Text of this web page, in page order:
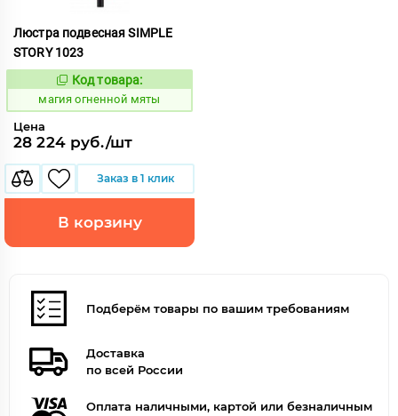
Люстра подвесная SIMPLE
STORY 1023
Код:
914556
Код товара:
магия огненной мяты
Цена
28 224 руб./шт
Заказ в 1 клик
В корзину
Подберём товары по вашим требованиям
Доставка
по всей России
Оплата наличными, картой или безналичным